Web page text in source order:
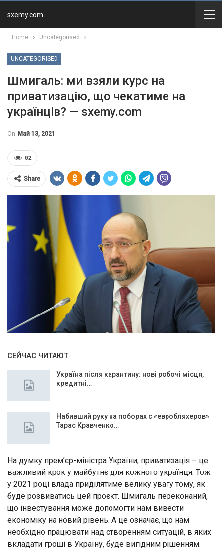
sxemy.com
Home Uncategorised
UNCATEGORISED
Шмигаль: ми взяли курс на
приватизацію, що чекатиме на
українців? — sxemy.com
On Май 13, 2021
62
Share
СЕЙЧАС ЧИТАЮТ
Україна після карантину: нові робочі місця,
кредитні…
Набивший руку на поборах с «евробляхеров»
Тарас Кравченко…
На думку прем’єр-міністра України, приватизація – це
важливий крок у майбутнє для кожного українця. Тож
у 2021 році влада приділятиме велику увагу тому, як
буде розвиватись цей проєкт. Шмигаль переконаний,
що інвестування може допомогти нам вивести
економіку на новий рівень. А це означає, що нам
необхідно працювати над створенням ситуацій, в яких
вкладати гроші в Україну, буде вигідним рішенням.